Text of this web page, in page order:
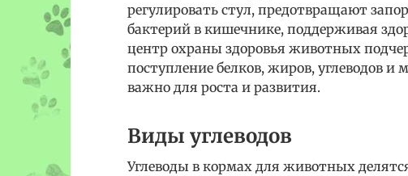
регулировать стул, предотвращают
бактерий в кишечнике, поддерживая
центр охраны здоровья животных
поступление белков, жиров, углеводов
важно для роста и развития.
Виды углеводов
Углеводы в кормах для животных